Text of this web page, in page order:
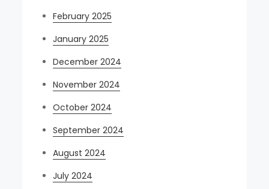
February 2025
January 2025
December 2024
November 2024
October 2024
September 2024
August 2024
July 2024